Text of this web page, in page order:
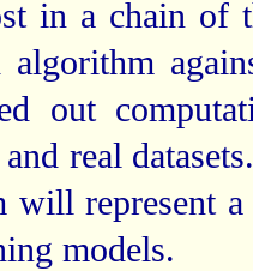
in a chain of
algorithm
out
real
will represent
models.